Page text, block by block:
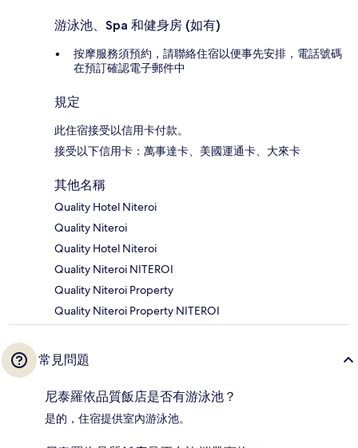
游泳池、Spa 和健身房 (如有)
按摩服務須預約，請聯絡住宿以便事先安排，電話號碼
在預訂確認電子郵件中
規定
此住宿接受以信用卡付款。
接受以下信用卡：萬事達卡、美國運通卡、大來卡
其他名稱
Quality Hotel Niteroi
Quality Niteroi
Quality Hotel Niteroi
Quality Niteroi NITEROI
Quality Niteroi Property
Quality Niteroi Property NITEROI
常見問題
尼泰羅依品質飯店是否有游泳池？
是的，住宿提供室內游泳池。